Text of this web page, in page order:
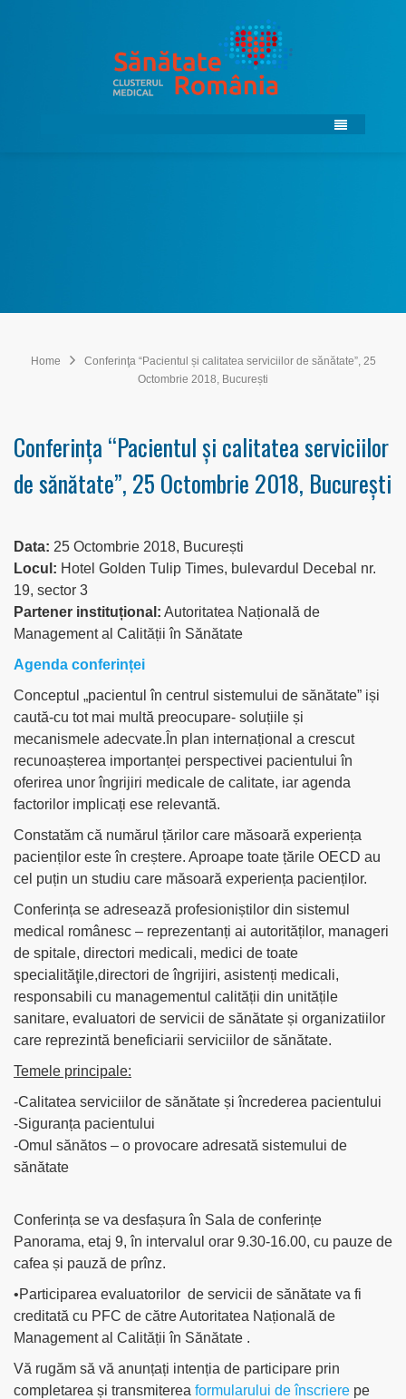
Home
Conferinţa “Pacientul și calitatea serviciilor de sănătate”, 25
Octombrie 2018, București
Conferinţa “Pacientul și calitatea serviciilor
de sănătate”, 25 Octombrie 2018, București
Data: 25 Octombrie 2018, București
Locul: Hotel Golden Tulip Times, bulevardul Decebal nr.
19, sector 3
Partener instituțional: Autoritatea Națională de
Management al Calității în Sănătate
Agenda conferinței
Conceptul „pacientul în centrul sistemului de sănătate” iși
caută-cu tot mai multă preocupare- soluțiile și
mecanismele adecvate.În plan internațional a crescut
recunoașterea importanței perspectivei pacientului în
oferirea unor îngrijiri medicale de calitate, iar agenda
factorilor implicați ese relevantă.
Constatăm că numărul țărilor care măsoară experiența
pacienților este în creștere. Aproape toate țările OECD au
cel puțin un studiu care măsoară experiența pacienților.
Conferința se adresează profesioniștilor din sistemul
medical românesc – reprezentanți ai autorităților, manageri
de spitale, directori medicali, medici de toate
specialităţile,directori de îngrijiri, asistenți medicali,
responsabili cu managementul calității din unitățile
sanitare, evaluatori de servicii de sănătate și organizatiilor
care reprezintă beneficiarii serviciilor de sănătate.
Temele principale:
-Calitatea serviciilor de sănătate și încrederea pacientului
-Siguranța pacientului
-Omul sănătos – o provocare adresată sistemului de
sănătate
Conferința se va desfașura în Sala de conferințe
Panorama, etaj 9, în intervalul orar 9.30-16.00, cu pauze de
cafea și pauză de prînz.
•Participarea evaluatorilor de servicii de sănătate va fi
creditată cu PFC de către Autoritatea Națională de
Management al Calității în Sănătate .
Vă rugăm să vă anunțați intenția de participare prin
completarea și transmiterea formularului de înscriere pe